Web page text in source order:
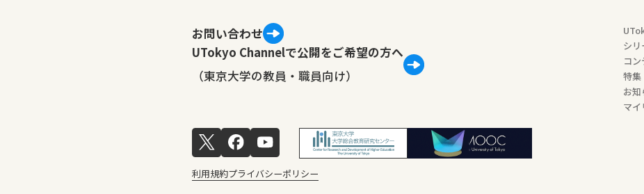
お問い合わせ
UTokyo Channelで公開をご希望の方へ
（東京大学の教員・職員向け）
シリ
コ
特集
お知
マイ
利用規約プライバシーポリシー